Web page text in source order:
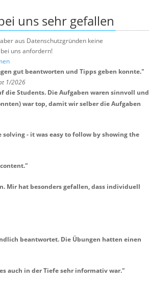
uns sehr gefallen
aus Datenschutzgründen keine
uns anfordern!
gut beantworten und Tipps geben konnte."
1/2026
die Students. Die Aufgaben waren sinnvoll und
war top, damit wir selber die Aufgaben
- it was easy to follow by showing the
"
Mir hat besonders gefallen, dass individuell
beantwortet. Die Übungen hatten einen
auch in der Tiefe sehr informativ war."